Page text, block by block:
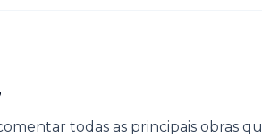
todas as principais obras